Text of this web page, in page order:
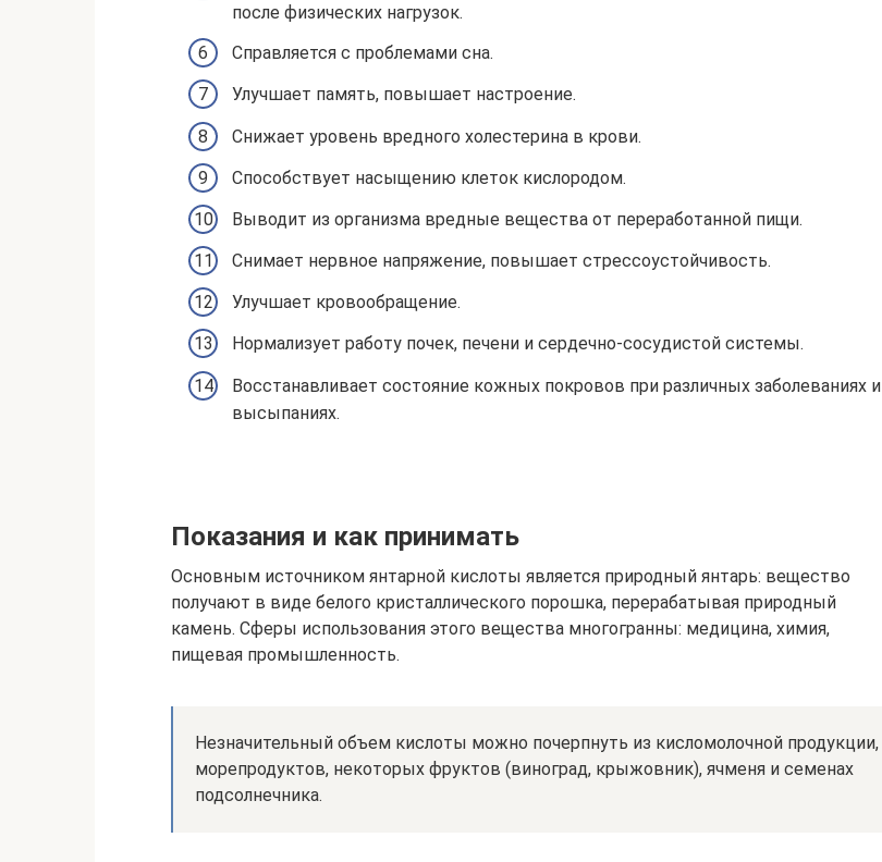
после физических нагрузок.
Справляется с проблемами сна.
Улучшает память, повышает настроение.
Снижает уровень вредного холестерина в крови.
Способствует насыщению клеток кислородом.
Выводит из организма вредные вещества от переработанной пищи.
Снимает нервное напряжение, повышает стрессоустойчивость.
Улучшает кровообращение.
Нормализует работу почек, печени и сердечно-сосудистой системы.
Восстанавливает состояние кожных покровов при различных заболеваниях и
высыпаниях.
Показания и как принимать
Основным источником янтарной кислоты является природный янтарь: вещество
получают в виде белого кристаллического порошка, перерабатывая природный
камень. Сферы использования этого вещества многогранны: медицина, химия,
пищевая промышленность.
Незначительный объем кислоты можно почерпнуть из кисломолочной продукции,
морепродуктов, некоторых фруктов (виноград, крыжовник), ячменя и семенах
подсолнечника.